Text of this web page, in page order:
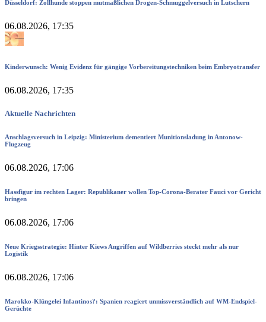
Düsseldorf: Zollhunde stoppen mutmaßlichen Drogen-Schmuggelversuch in Lutschern
06.08.2026, 17:35
Kinderwunsch: Wenig Evidenz für gängige Vorbereitungstechniken beim Embryotransfer
06.08.2026, 17:35
Aktuelle Nachrichten
Anschlagsversuch in Leipzig: Ministerium dementiert Munitionsladung in Antonow-
Flugzeug
06.08.2026, 17:06
Hassfigur im rechten Lager: Republikaner wollen Top-Corona-Berater Fauci vor Gericht
bringen
06.08.2026, 17:06
Neue Kriegsstrategie: Hinter Kiews Angriffen auf Wildberries steckt mehr als nur
Logistik
06.08.2026, 17:06
Marokko-Klüngelei Infantinos?: Spanien reagiert unmissverständlich auf WM-Endspiel-
Gerüchte